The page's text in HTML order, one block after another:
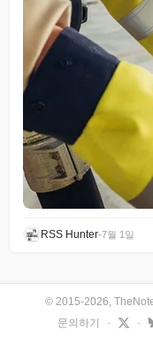
RSS Hunter•7월 1일
© 2015-2026,
문의하기
· ·